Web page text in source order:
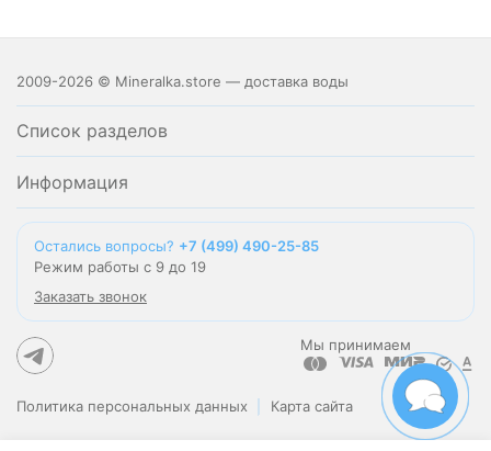
2009-2026 © Mineralka.store — доставка воды
Список разделов
Информация
Остались вопросы? +7 (499) 490-25-85
Режим работы с 9 до 19
Заказать звонок
Мы принимаем
Политика персональных данных Карта сайта